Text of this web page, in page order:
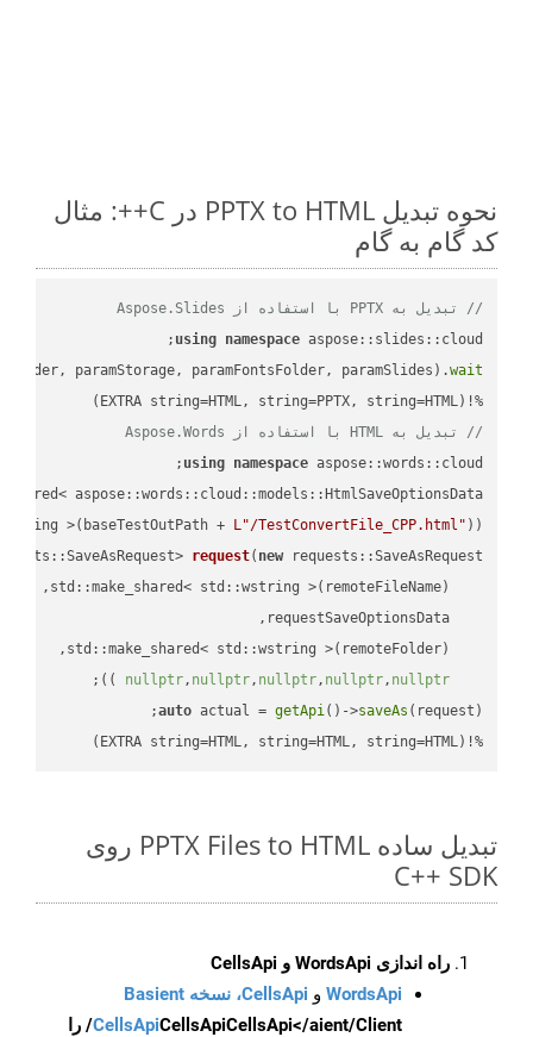
نحوه تبدیل PPTX to HTML در C++: مثال
کد گام به گام
// تبدیل به PPTX با استفاده از Aspose.Slides
using namespace
paramStorage, paramFontsFolder, paramSlides).wait
%!(EXTRA string=HTML, string=PPTX, string=HTML)
// تبدیل به HTML با استفاده از Aspose.Words
using namespace aspose::words::cloud;
>(baseTestOutPath + L"/TestConvertFile_CPP.html" ));
request( new
nullptr, nullptr, nullptr, nullptr, nullptr
))
;
auto actual = getApi()->saveAs
%!(EXTRA string=HTML, string=HTML, string=HTML)
تبدیل ساده PPTX Files to HTML روی
C++ SDK
راه اندازی WordsApi و CellsApi
WordsApi و CellsApi، نسخه Basient
CellsApiCellsApi
CellsApi</aient/Client/ را